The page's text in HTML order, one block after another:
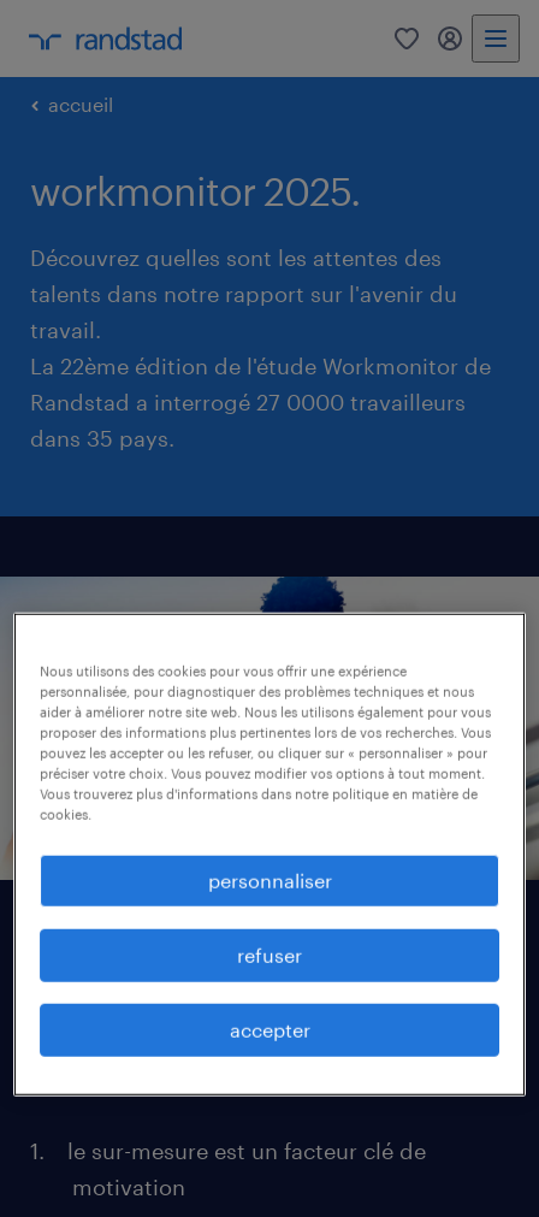
0 my
accueil
workmonitor 2025.
Découvrez quelles sont les attentes des
talents dans notre rapport sur l'avenir du
travail.
La 22ème édition de l'étude Workmonitor de
Randstad a interrogé 27 0000 travailleurs
dans 35 pays.
les talents posent leurs
conditions
L'étude fournit un éclairage sur les attitudes,
le sur-mesure est un facteur clé de
motivation
Nous utilisons des cookies pour vous offrir une expérience
personnalisée, pour diagnostiquer des problèmes techniques et nous
aider à améliorer notre site web. Nous les utilisons également pour vous
proposer des informations plus pertinentes lors de vos recherches. Vous
pouvez les accepter ou les refuser, ou cliquer sur « personnaliser » pour
préciser votre choix. Vous pouvez modifier vos options à tout moment.
Vous trouverez plus d'informations dans notre politique en matière de
cookies.
personnaliser
refuser
accepter